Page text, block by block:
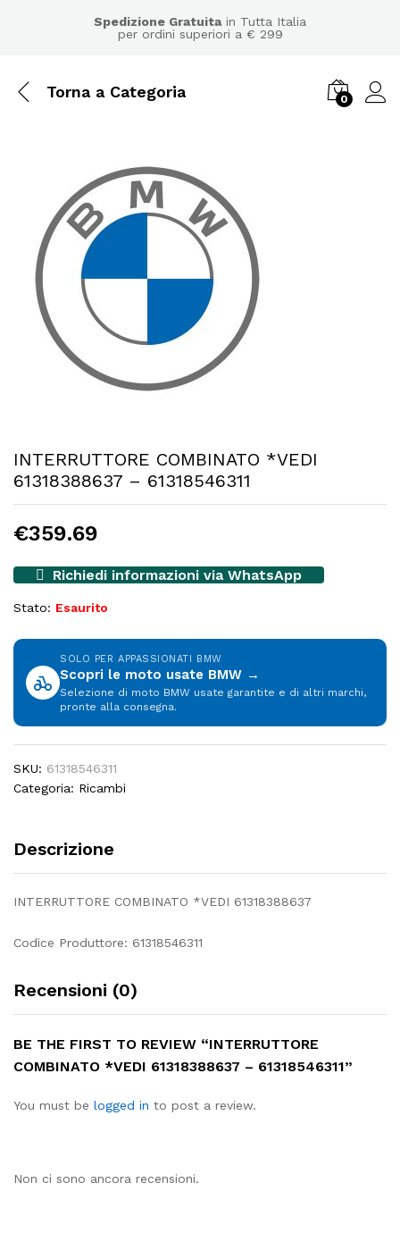
Spedizione Gratuitain Tutta Italia
per ordini superiori a € 299
Torna a Categoria 0
INTERRUTTORE COMBINATO *VEDI
61318388637 – 61318546311
€359.69
Richiedi informazioni via WhatsApp
Stato: Esaurito
SOLO PER APPASSIONATI BMW
Scopri le moto usate BMW →
Selezione di moto BMW usate garantite e di altri marchi,
pronte alla consegna.
SKU: 61318546311
Categoria: Ricambi
Descrizione
INTERRUTTORE COMBINATO *VEDI 61318388637
Codice Produttore: 61318546311
Recensioni (0)
BE THE FIRST TO REVIEW “INTERRUTTORE
COMBINATO *VEDI 61318388637 – 61318546311”
You must be logged in to post a review.
Non ci sono ancora recensioni.